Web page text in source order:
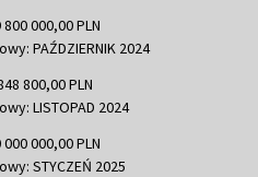
000,00 PLN
PAŹDZIERNIK 2024
800,00 PLN
LISTOPAD 2024
000,00 PLN
STYCZEŃ 2025